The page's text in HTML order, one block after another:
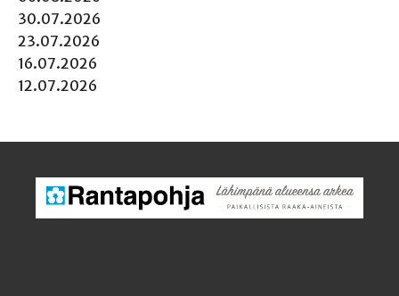
30.07.2026
23.07.2026
16.07.2026
12.07.2026